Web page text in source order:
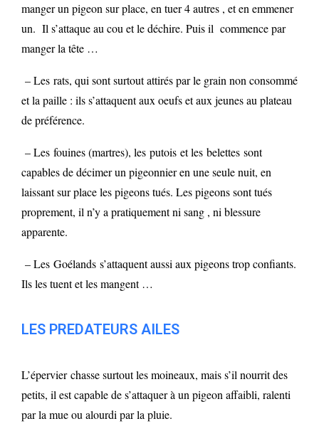
manger un pigeon sur place, en tuer 4 autres , et en emmener
un. Il s’attaque au cou et le déchire. Puis il commence par
manger la tête …
– Les rats, qui sont surtout attirés par le grain non consommé
et la paille : ils s’attaquent aux oeufs et aux jeunes au plateau
de préférence.
– Les fouines (martres), les putois et les belettes sont
capables de décimer un pigeonnier en une seule nuit, en
laissant sur place les pigeons tués. Les pigeons sont tués
proprement, il n’y a pratiquement ni sang , ni blessure
apparente.
– Les Goélands s’attaquent aussi aux pigeons trop confiants.
Ils les tuent et les mangent …
LES PREDATEURS AILES
L’épervier chasse surtout les moineaux, mais s’il nourrit des
petits, il est capable de s’attaquer à un pigeon affaibli, ralenti
par la mue ou alourdi par la pluie.